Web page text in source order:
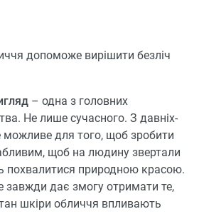
чувствительной кожи
или покраснений.
Поставила 4 звезды
только потому что
хотелось бы более
выраженного
антивозрастного
эффекта.
допоможе вирішити безліч
– одна з головних
Не лише сучасного. З давніх-
можливе для того, щоб зробити
щоб на людину звертали
похвалитися природною красою.
завжди дає змогу отримати те,
шкіри обличчя впливають